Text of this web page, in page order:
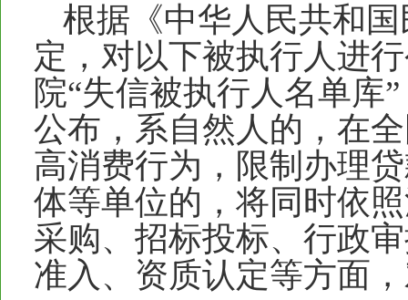
根据《中华人民共和
定，对以下被执行人进
院“失信被执行人名单库
公布，系自然人的，在
高消费行为，限制办理
体等单位的，将同时依
采购、招标投标、行政
准入、资质认定等方面